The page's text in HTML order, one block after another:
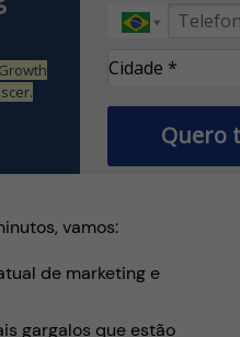
Cidade *
Cidade*
Quero
vamos:
de marketing e
gargalos que estão